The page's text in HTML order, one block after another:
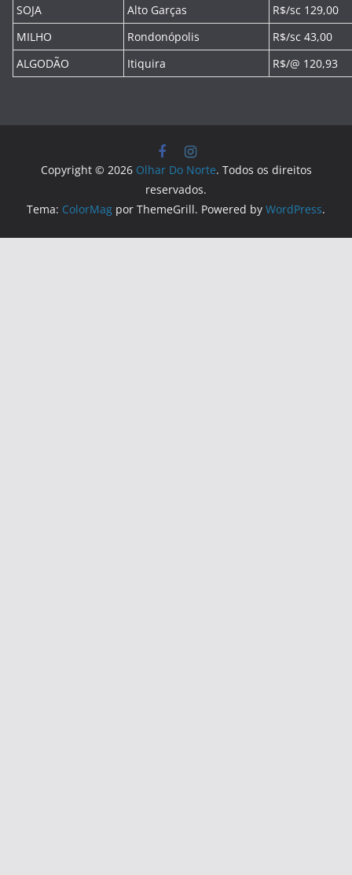
SOJA
Alto Garças
R$/sc 129,00
MILHO
Rondonópolis
R$/sc 43,00
ALGODÃO
Itiquira R$/@ 120,93
Copyright © 2026 Olhar Do Norte. Todos os direitos
reservados.
Tema: ColorMag por ThemeGrill. Powered by WordPress.